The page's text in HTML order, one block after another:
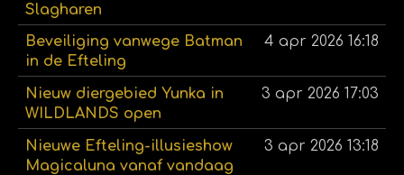
Slagharen
Beveiliging vanwege Batman
in de Efteling
4 apr 2026 16:18
Nieuw diergebied Yunka in
WILDLANDS open
3 apr 2026 17:03
Nieuwe Efteling-illusieshow
Magicaluna vanaf vandaag
3 apr 2026 13:18